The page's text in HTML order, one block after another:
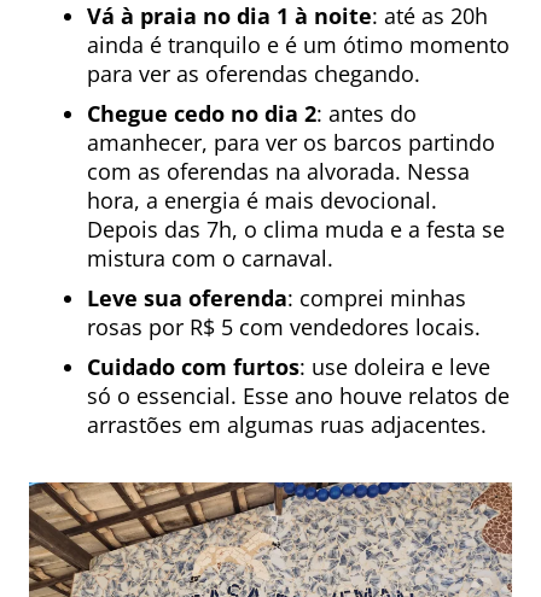
Vá à praia no dia 1 à noite: até as 20h
ainda é tranquilo e é um ótimo momento
para ver as oferendas chegando.
Chegue cedo no dia 2: antes do
amanhecer, para ver os barcos partindo
com as oferendas na alvorada. Nessa
hora, a energia é mais devocional.
Depois das 7h, o clima muda e a festa se
mistura com o carnaval.
Leve sua oferenda: comprei minhas
rosas por R$ 5 com vendedores locais.
Cuidado com furtos: use doleira e leve
só o essencial. Esse ano houve relatos de
arrastões em algumas ruas adjacentes.